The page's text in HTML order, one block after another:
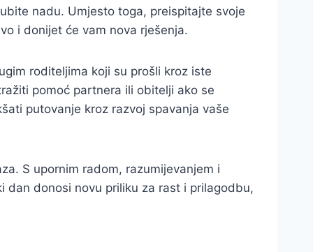
nadu. Umjesto toga, preispitajte svoje
i donijet će vam nova rješenja.
roditeljima koji su prošli kroz iste
pomoć partnera ili obitelji ako se
putovanje kroz razvoj spavanja vaše
S upornim radom, razumijevanjem i
dan donosi novu priliku za rast i prilagodbu,